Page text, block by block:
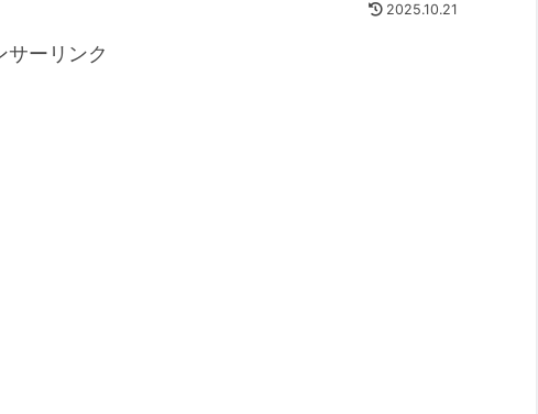
2025.10.21
サーリンク